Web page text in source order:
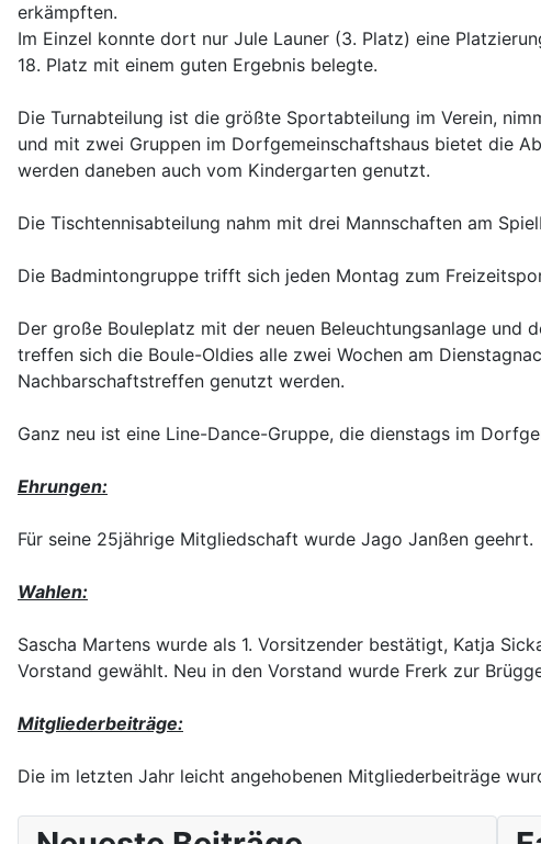
erkämpften.
Im Einzel konnte dort nur Jule Launer (3. Platz) eine
18. Platz mit einem guten Ergebnis belegte.
Die Turnabteilung ist die größte Sportabteilung im Verein,
und mit zwei Gruppen im Dorfgemeinschaftshaus bietet die
werden daneben auch vom Kindergarten genutzt.
Die Tischtennisabteilung nahm mit drei Mannschaften am
Die Badmintongruppe trifft sich jeden Montag zum
Der große Bouleplatz mit der neuen Beleuchtungsanlage
treffen sich die Boule-Oldies alle zwei Wochen am
Nachbarschaftstreffen genutzt werden.
Ganz neu ist eine Line-Dance-Gruppe, die dienstags im
Ehrungen:
Für seine 25jährige Mitgliedschaft wurde Jago Janßen geehrt.
Wahlen:
Sascha Martens wurde als 1. Vorsitzender bestätigt, Katja
Vorstand gewählt. Neu in den Vorstand wurde Frerk zur
Mitgliederbeiträge:
Die im letzten Jahr leicht angehobenen Mitgliederbeiträge